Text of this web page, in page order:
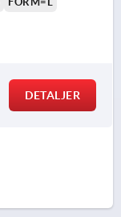
DETALJER